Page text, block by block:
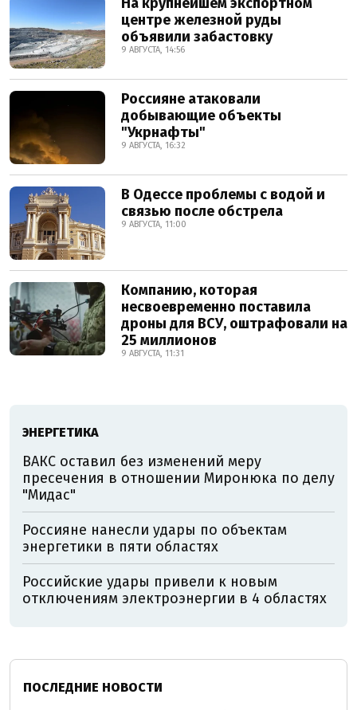
центре железной руды
объявили забастовку
9 АВГУСТА, 14:56
Россияне атаковали
добывающие объекты
"Укрнафты"
9 АВГУСТА, 16:32
В Одессе проблемы с водой и
связью после обстрела
9 АВГУСТА, 11:00
Компанию, которая
несвоевременно поставила
дроны для ВСУ, оштрафовали на
25 миллионов
9 АВГУСТА, 11:31
ЭНЕРГЕТИКА
ВАКС оставил без изменений меру
пресечения в отношении Миронюка по делу
"Мидас"
Россияне нанесли удары по объектам
энергетики в пяти областях
Российские удары привели к новым
отключениям электроэнергии в 4 областях
ПОСЛЕДНИЕ НОВОСТИ